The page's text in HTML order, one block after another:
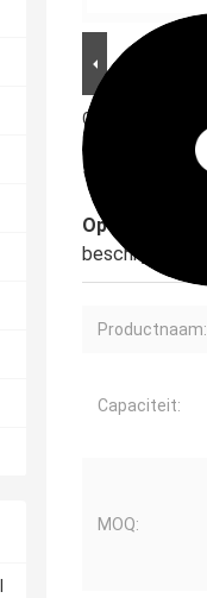
Grote Afbeelding
druppelfles
50 ml
Op maat
beschrijving
Productnaam:
Capaciteit:
MOQ: